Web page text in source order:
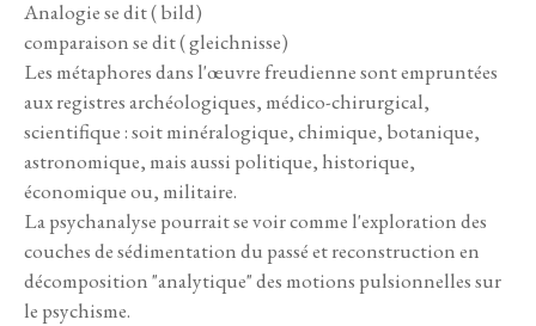
Analogie se dit ( bild)
comparaison se dit ( gleichnisse)
Les métaphores dans l'œuvre freudienne sont empruntées
aux registres archéologiques, médico-chirurgical,
scientifique : soit minéralogique, chimique, botanique,
astronomique, mais aussi politique, historique,
économique ou, militaire.
La psychanalyse pourrait se voir comme l'exploration des
couches de sédimentation du passé et reconstruction en
décomposition "analytique" des motions pulsionnelles sur
le psychisme.